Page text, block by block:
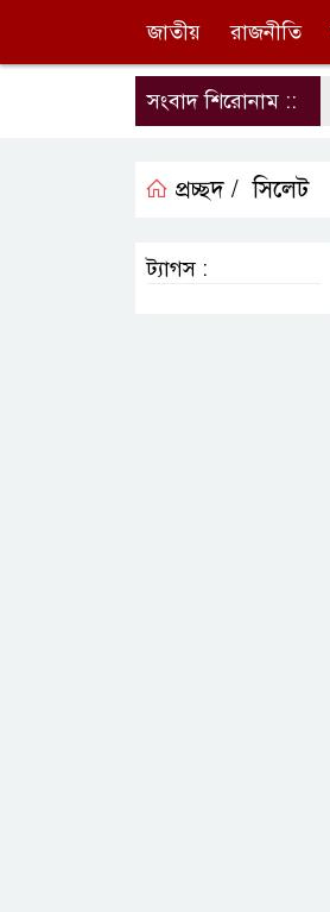
জাতীয় রাজনীতি
সংবাদ শিরোনাম ::
প্রচ্ছদ / সিলেট
ট্যাগস :